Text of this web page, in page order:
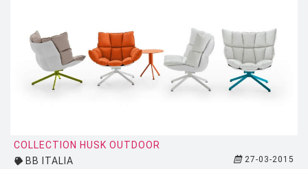
INGO MAURER
JIELDÉ
KNOLL
COLLECTION HUSK OUTDOOR
BB ITALIA
27-03-2015